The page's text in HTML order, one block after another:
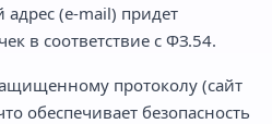
(e-mail) придет
в соответствие с ФЗ.54.
протоколу (сайт
обеспечивает безопасность